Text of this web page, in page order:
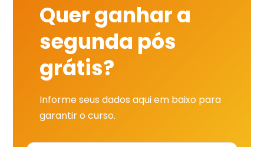
Quer ganhar a
segunda pós
grátis?
Informe seus dados aqui em baixo para
garantir o curso.